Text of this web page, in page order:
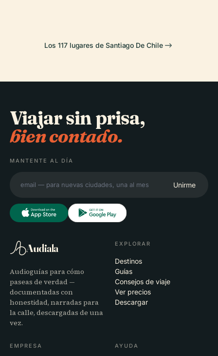
Los 117 lugares de Santiago De Chile
Viajar sin prisa,
bien contado.
MANTENTE AL DÍA
Unirme
Audiala
Audioguías para cómo
paseas de verdad —
documentadas con
honestidad, narradas para
la calle, descargadas de una
vez.
EXPLORAR
Destinos
Guías
Consejos de viaje
Ver precios
Descargar
EMPRESA AYUDA